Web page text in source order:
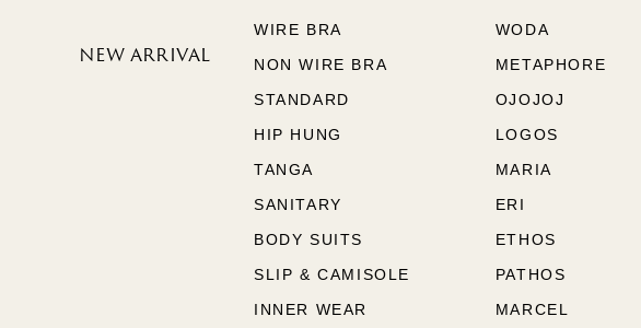
NEW ARRIVAL
WIRE BRA
NON WIRE BRA
STANDARD
HIP HUNG
TANGA
SANITARY
BODY SUITS
SLIP & CAMISOLE
INNER WEAR
WODA
METAPHORE
OJOJOJ
LOGOS
MARIA
ERI
ETHOS
PATHOS
MARCEL